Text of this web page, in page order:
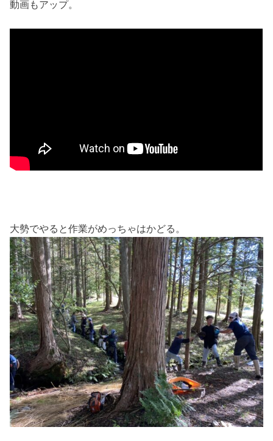
動画もアップ。
大勢でやると作業がめっちゃはかどる。